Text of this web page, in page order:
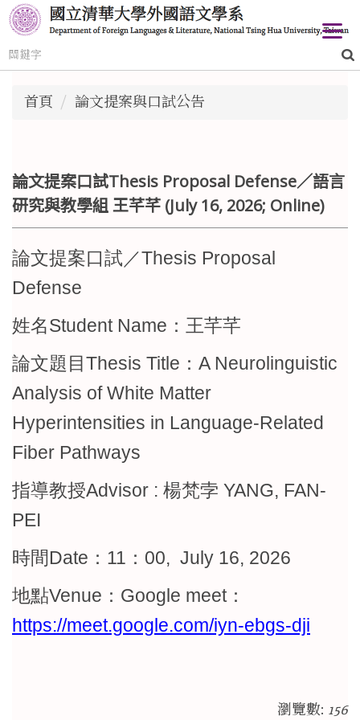
跳
到
主
首頁 論文提案與口試公告
論文提案口試Thesis Proposal Defense／語言
研究與教學組 王芊芊 (July 16, 2026; Online)
論文提案口試／Thesis Proposal
Defense
姓名Student Name：王芊芊
論文題目Thesis Title：A Neurolinguistic
Analysis of White Matter
Hyperintensities in Language-Related
Fiber Pathways
指導教授Advisor : 楊梵孛 YANG, FAN-
PEI
時間Date：11：00, July 16, 2026
地點Venue：Google meet：
https://meet.google.com/iyn-ebgs-dji
瀏覽數: 156